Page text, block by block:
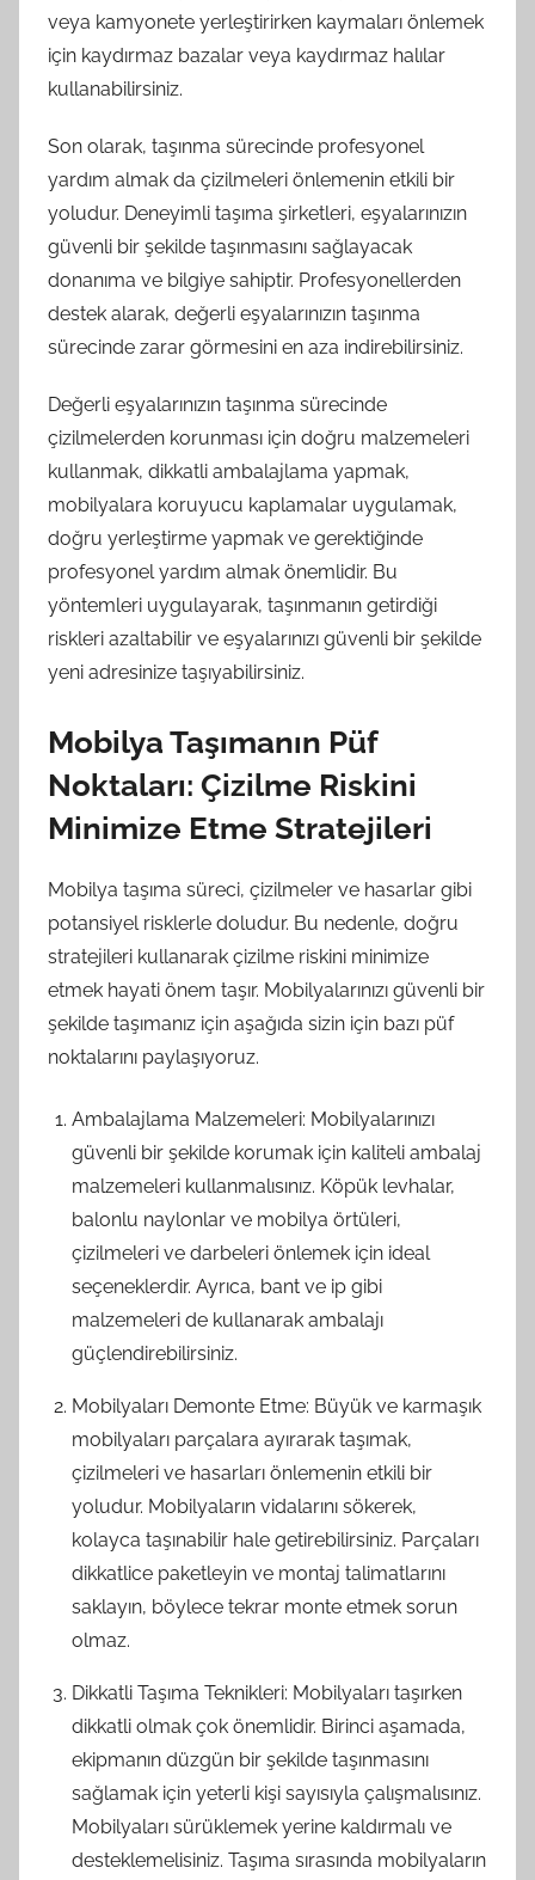
veya kamyonete yerleştirirken kaymaları önlemek
için kaydırmaz bazalar veya kaydırmaz halılar
kullanabilirsiniz.
Son olarak, taşınma sürecinde profesyonel
yardım almak da çizilmeleri önlemenin etkili bir
yoludur. Deneyimli taşıma şirketleri, eşyalarınızın
güvenli bir şekilde taşınmasını sağlayacak
donanıma ve bilgiye sahiptir. Profesyonellerden
destek alarak, değerli eşyalarınızın taşınma
sürecinde zarar görmesini en aza indirebilirsiniz.
Değerli eşyalarınızın taşınma sürecinde
çizilmelerden korunması için doğru malzemeleri
kullanmak, dikkatli ambalajlama yapmak,
mobilyalara koruyucu kaplamalar uygulamak,
doğru yerleştirme yapmak ve gerektiğinde
profesyonel yardım almak önemlidir. Bu
yöntemleri uygulayarak, taşınmanın getirdiği
riskleri azaltabilir ve eşyalarınızı güvenli bir şekilde
yeni adresinize taşıyabilirsiniz.
Mobilya Taşımanın Püf
Noktaları: Çizilme Riskini
Minimize Etme Stratejileri
Mobilya taşıma süreci, çizilmeler ve hasarlar gibi
potansiyel risklerle doludur. Bu nedenle, doğru
stratejileri kullanarak çizilme riskini minimize
etmek hayati önem taşır. Mobilyalarınızı güvenli bir
şekilde taşımanız için aşağıda sizin için bazı püf
noktalarını paylaşıyoruz.
Ambalajlama Malzemeleri: Mobilyalarınızı
güvenli bir şekilde korumak için kaliteli ambalaj
malzemeleri kullanmalısınız. Köpük levhalar,
balonlu naylonlar ve mobilya örtüleri,
çizilmeleri ve darbeleri önlemek için ideal
seçeneklerdir. Ayrıca, bant ve ip gibi
malzemeleri de kullanarak ambalajı
güçlendirebilirsiniz.
Mobilyaları Demonte Etme: Büyük ve karmaşık
mobilyaları parçalara ayırarak taşımak,
çizilmeleri ve hasarları önlemenin etkili bir
yoludur. Mobilyaların vidalarını sökerek,
kolayca taşınabilir hale getirebilirsiniz. Parçaları
dikkatlice paketleyin ve montaj talimatlarını
saklayın, böylece tekrar monte etmek sorun
olmaz.
Dikkatli Taşıma Teknikleri: Mobilyaları taşırken
dikkatli olmak çok önemlidir. Birinci aşamada,
ekipmanın düzgün bir şekilde taşınmasını
sağlamak için yeterli kişi sayısıyla çalışmalısınız.
Mobilyaları sürüklemek yerine kaldırmalı ve
desteklemelisiniz. Taşıma sırasında mobilyaların